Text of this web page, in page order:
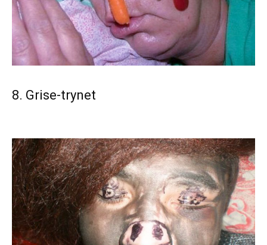
8. Grise-trynet